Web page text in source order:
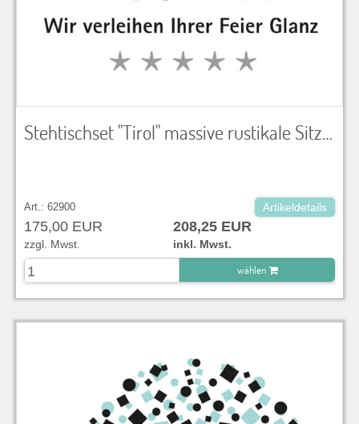
Stehtischset "Tirol" massive rustikale Sitzkombination aus Altholz für bis zu 6 Personen bestehend aus 1 x Tisch und 2 x Sitzbank LxBxH 120x170x125 cm Steh-/ Bartische
Art.: 62900 Artikeldetails
175,00 EUR 208,25 EUR
zzgl. Mwst.
inkl. Mwst.
wählen
zu Warenkorb hinzugefügt.